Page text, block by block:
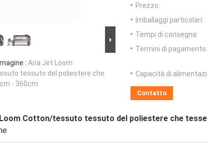
: Aria Jet Loom
tessuto del poliestere che
- 360cm
Prezzo:
Imballaggi particolari:
Tempi di consegna:
Termini di pagamento:
Capacità di
Contatto
Cotton/tessuto tessuto del poliestere che tesse